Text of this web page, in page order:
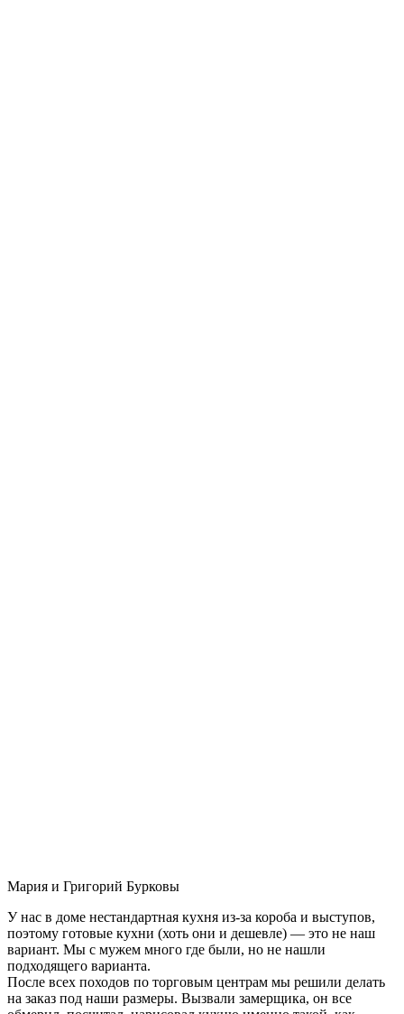
Мария и Григорий Бурковы
У нас в доме нестандартная кухня из-за короба и выступов,
поэтому готовые кухни (хоть они и дешевле) — это не наш
вариант. Мы с мужем много где были, но не нашли
подходящего варианта.
После всех походов по торговым центрам мы решили делать
на заказ под наши размеры. Вызвали замерщика, он все